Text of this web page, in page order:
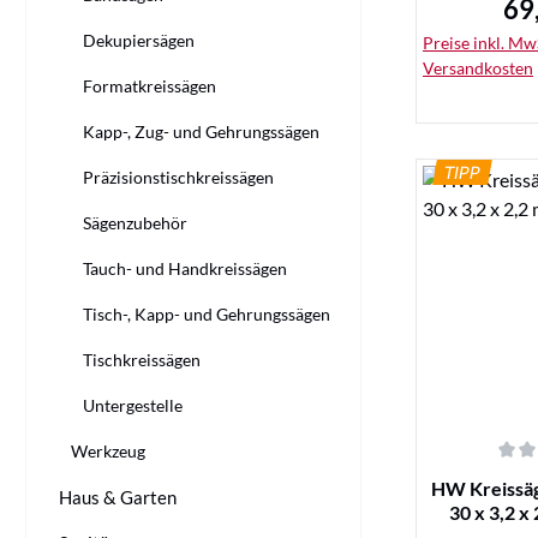
Dekupiersägen
Formatkreissägen
Kapp-, Zug- und Gehrungssägen
Präzisionstischkreissägen
Sägenzubehör
Tauch- und Handkreissägen
Tisch-, Kapp- und Gehrungssägen
Tischkreissägen
Untergestelle
Werkzeug
Haus & Garten
Preise inkl.
Versandkosten
TIPP
HW
30 x 3,2 x